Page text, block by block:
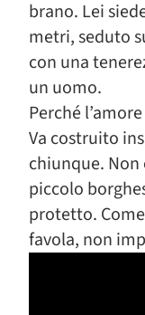
brano. Lei
metri, seduto
con una
un uomo.
Perché
Va costruito
chiunque. Non
piccolo
protetto.
favola, non